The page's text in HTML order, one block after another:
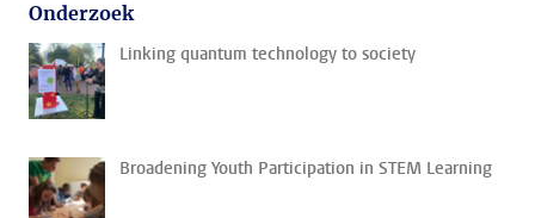
Onderzoek
Linking quantum technology to society
Broadening Youth Participation in STEM Learning